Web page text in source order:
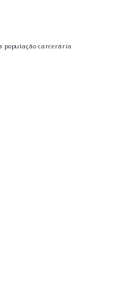
população carcerária